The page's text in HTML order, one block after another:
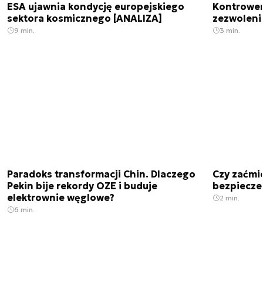
ESA ujawnia kondycję europejskiego
sektora kosmicznego [ANALIZA]
9 min. 3 min.
Paradoks transformacji Chin. Dlaczego
Pekin bije rekordy OZE i buduje
elektrownie węglowe?
6 min.
Czy
2 min.